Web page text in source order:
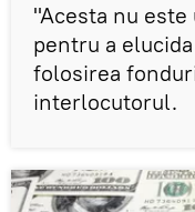
"Acesta nu
pentru a
folosirea
interlocutorul.